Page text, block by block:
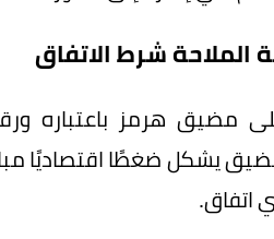
شرط الاتفاق
مضيق هرمز باعتباره
يشكل ضغطًا اقتصاديًا
اتفاق.